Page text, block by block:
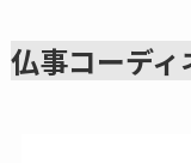
仏事コーデ